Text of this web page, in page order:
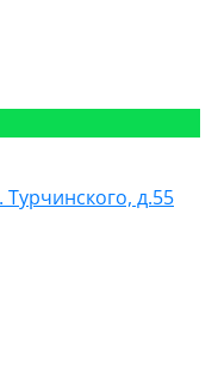
д.55